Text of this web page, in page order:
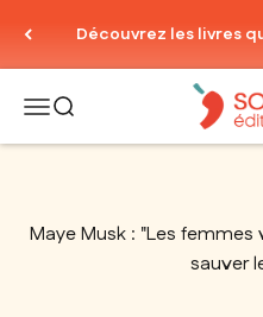
Découvrez les livres
Ouvrir la navigation
Ouvrir la rechercheThierry
Maye Musk : "Les
sauver